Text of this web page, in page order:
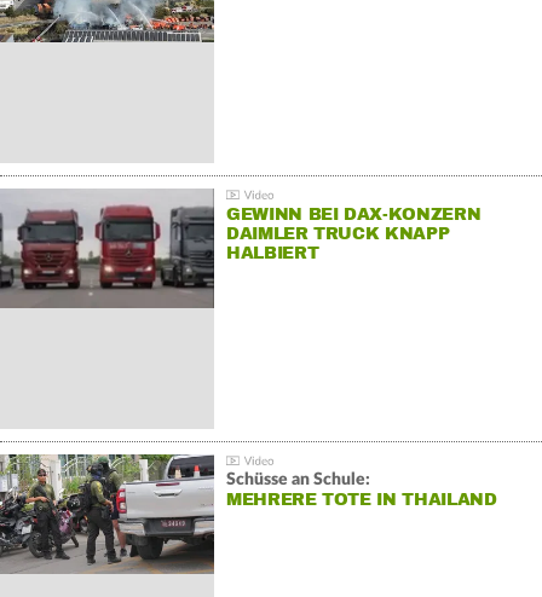
GEWINN BEI DAX-KONZERN
DAIMLER TRUCK KNAPP
HALBIERT
Schüsse an Schule:
MEHRERE TOTE IN THAILAND